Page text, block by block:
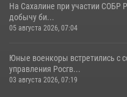
На Сахалине при участии СОБР
добычу би...
05 августа 2026, 07:04
Юные военкоры встретились с
управления Росгв...
03 августа 2026, 07:19